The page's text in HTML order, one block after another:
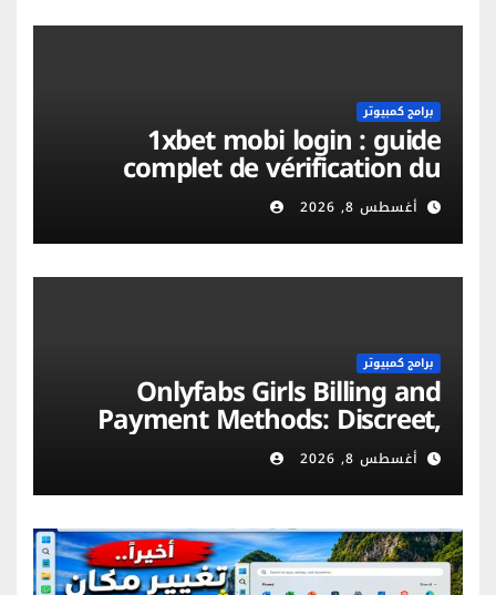
برامج كمبيوتر
1xbet mobi login : guide
complet de vérification du
compte et sécurité mobile
أغسطس 8, 2026
برامج كمبيوتر
Onlyfabs Girls Billing and
Payment Methods: Discreet,
Secure & Flexible Options
أغسطس 8, 2026